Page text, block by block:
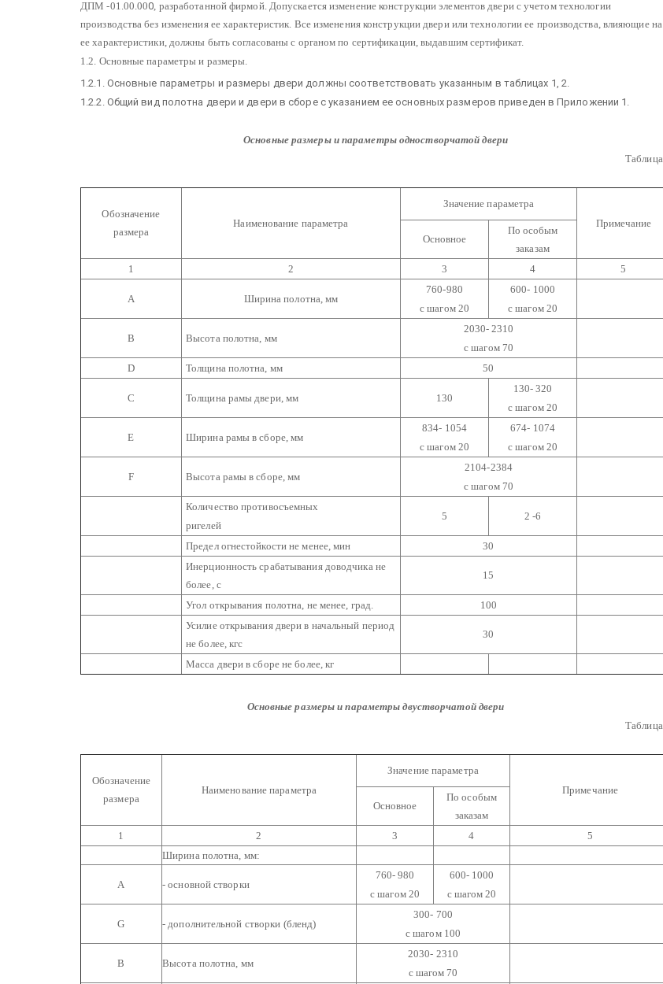
ДПМ -01.00.000 , разработанной фирмой. Допускается изменение конструкции элементов двери с учетом технологии
производства без изменения ее характеристик. Все изменения конструкции двери или технологии ее производства, влияющие на
ее характеристики, должны быть согласованы с органом по сертификации, выдавшим сертификат.
1.2. Основные параметры и размеры.
1.2.1. Основные параметры и размеры двери должны соответствовать указанным в таблицах 1, 2.
1.2.2. Общий вид полотна двери и двери в сборе с указанием ее основных размеров приведен в Приложении 1.
Основные размеры и параметры одностворчатой двери
Таблица
Обозначение
размера
Наименование параметра
Значение параметра
Примечание
Основное
По особым
заказам
1
2 3 4 5
А Ширина полотна, мм
760-980
с шагом 20
600- 1000
с шагом 20
В Высота полотна, мм
2030- 2310
с шагом 70
D
Толщина полотна, мм 50
С Толщина рамы двери, мм 130
130- 320
с шагом 20
Е Ширина рамы в сборе, мм
834- 1054
с шагом 20
674- 1074
с шагом 20
F Высота рамы в сборе, мм
2104-2384
с шагом 70
Количество противосъемных
ригелей
5 2 -6
Предел огнестойкости не менее, мин
30
Инерционность срабатывания доводчика не
более, с
15
Угол открывания полотна, не менее, град.
100
Усилие открывания двери в начальный период
не более, кгс
30
Масса двери в сборе не более, кг
Основные размеры и параметры двустворчатой двери
Таблица
Обозначение
размера
Наименование параметра
Значение параметра
Примечание
Основное
По особым
заказам
1
2 3 4
5
Ширина полотна, мм:
А - основной створки
760- 980
с шагом 20
600- 1000
с шагом 20
G - дополнительной створки (бленд)
300- 700
с шагом 100
В Высота полотна, мм
2030- 2310
с шагом 70